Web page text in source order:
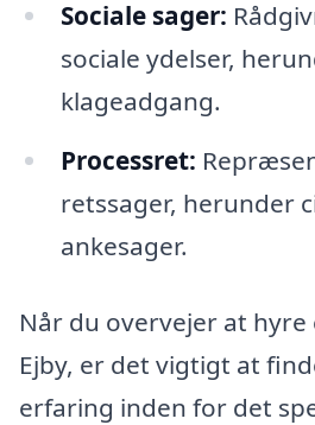
Sociale sager:
sociale ydelser,
klageadgang.
Processret:
retssager, herunder
ankesager.
Når du overvejer at hyre
Ejby, er det vigtigt at
erfaring inden for det